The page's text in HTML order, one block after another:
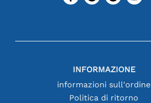
INFORMAZIONE
informazioni sull'ordine
Politica di ritorno